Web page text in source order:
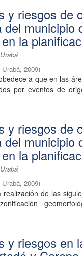
y riesgos de
municipio
la
,2009)
a que en las
por eventos de
y riesgos de
municipio
la
,2009)
de las
y riesgos en